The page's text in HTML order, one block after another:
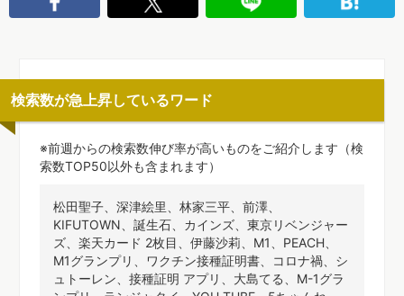
検索数が急上昇しているワード
※前週からの検索数伸び率が高いものをご紹介します（検
索数TOP50以外も含まれます）
松田聖子、深津絵里、林家三平、前澤、
KIFUTOWN、誕生石、カインズ、東京リベンジャー
ズ、楽天カード 2枚目、伊藤沙莉、M1、PEACH、
M1グランプリ、ワクチン接種証明書、コロナ禍、シ
ュトーレン、接種証明 アプリ、大島てる、M-1グラ